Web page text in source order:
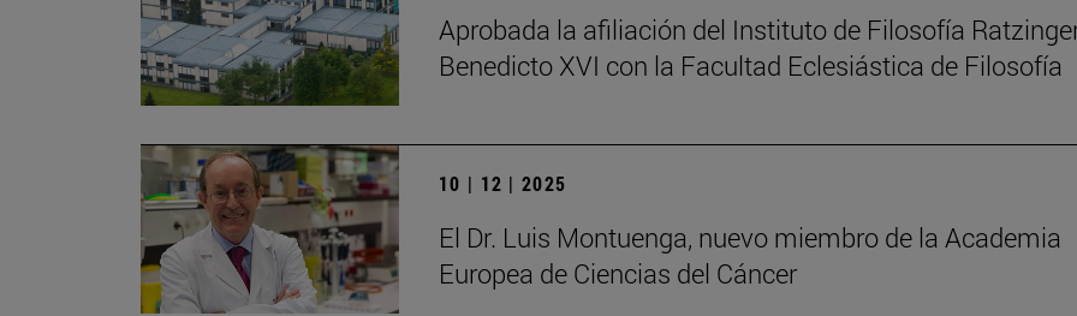
Aprobada la afiliación del Instituto de Filosofía
Benedicto XVI con la Facultad Eclesiástica de Filosofía
10 | 12 | 2025
El Dr. Luis Montuenga, nuevo miembro de la Academia
Europea de Ciencias del Cáncer